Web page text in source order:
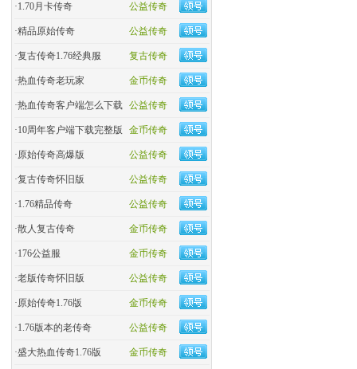
公益传奇
·1.70月卡传奇
公益传奇
·精品原始传奇
复古传奇
·复古传奇1.76经典服
金币传奇
·热血传奇老玩家
公益传奇
·热血传奇客户端怎么下载
金币传奇
·10周年客户端下载完整版
公益传奇
·原始传奇高爆版
公益传奇
·复古传奇怀旧版
公益传奇
·1.76精品传奇
金币传奇
·散人复古传奇
金币传奇
·176公益服
公益传奇
·老版传奇怀旧版
金币传奇
·原始传奇1.76版
公益传奇
·1.76版本的老传奇
金币传奇
·盛大热血传奇1.76版